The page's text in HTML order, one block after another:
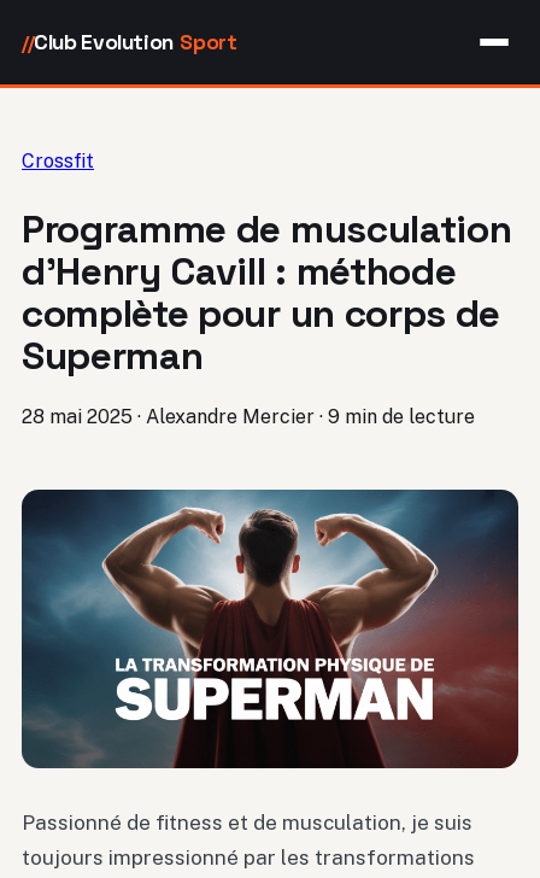
//Club Evolution Sport
Crossfit
Programme de musculation
d’Henry Cavill : méthode
complète pour un corps de
Superman
28 mai 2025 · Alexandre Mercier · 9 min de lecture
Passionné de fitness et de musculation, je suis
toujours impressionné par les transformations